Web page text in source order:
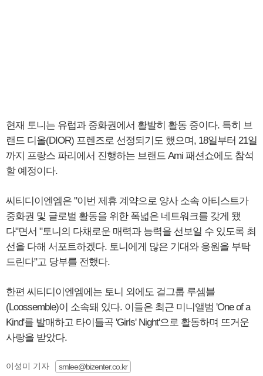
현재 토니는 유럽과 중화권에서 활발히 활동 중이다. 특히 브
랜드 디올(DIOR) 프렌즈로 선정되기도 했으며, 18일부터 21일
까지 프랑스 파리에서 진행하는 브랜드 Ami 패션쇼에도 참석
할 예정이다.
씨티디이엔엠은 "이번 제휴 계약으로 양사 소속 아티스트가
중화권 및 글로벌 활동을 위한 폭넓은 네트워크를 갖게 됐
다"면서 "토니의 다채로운 매력과 능력을 선보일 수 있도록 최
선을 다해 서포트하겠다. 토니에게 많은 기대와 응원을 부탁
드린다"고 당부를 전했다.
한편 씨티디이엔엠에는 토니 외에도 걸그룹 루셈블
(Loossemble)이 소속돼 있다. 이들은 최근 미니앨범 'One of a
Kind'를 발매하고 타이틀곡 'Girls' Night'으로 활동하며 뜨거운
사랑을 받았다.
이성미 기자 smlee@bizenter.co.kr